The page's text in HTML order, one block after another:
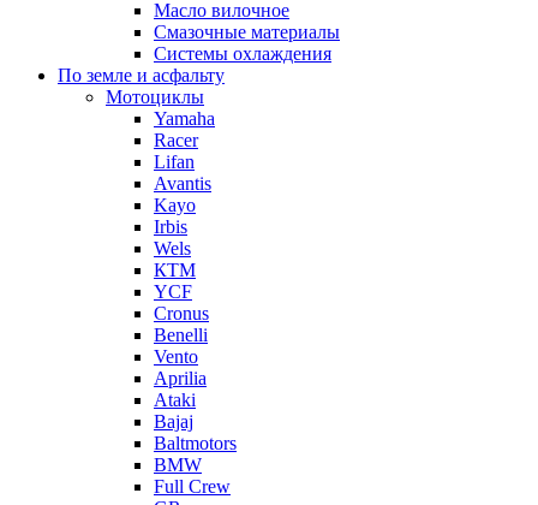
Масло вилочное
Смазочные материалы
Системы охлаждения
По земле и асфальту
Мотоциклы
Yamaha
Racer
Lifan
Avantis
Kayo
Irbis
Wels
КТМ
YCF
Cronus
Benelli
Vento
Aprilia
Ataki
Bajaj
Baltmotors
BMW
Full Crew